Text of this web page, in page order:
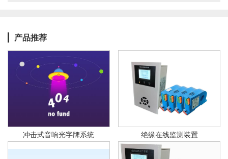
产品推荐
冲击式音响光字牌系统 绝缘在线监测装置